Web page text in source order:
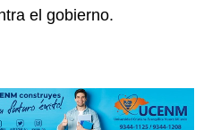
el gobierno.